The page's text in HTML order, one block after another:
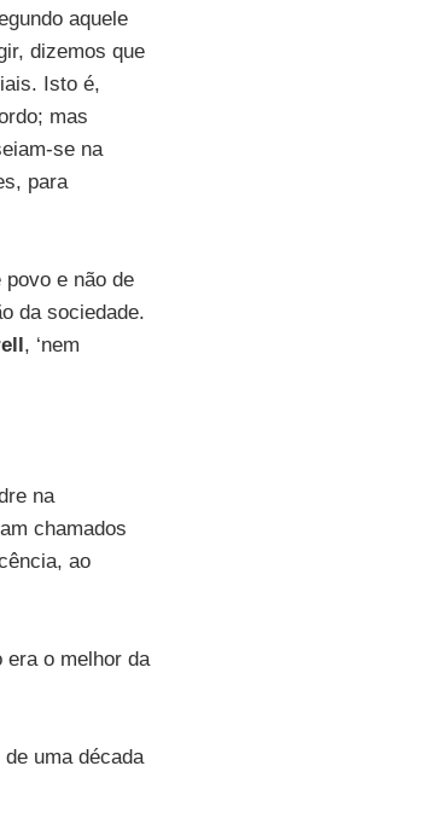
aquele
dizemos que
Isto é,
mas
se na
para
e não de
da sociedade.
, ‘nem
na
chamados
ao
era o melhor da
uma década